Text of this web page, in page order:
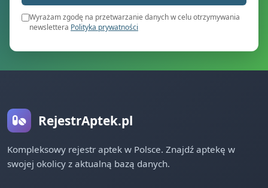
Wyrażam zgodę na przetwarzanie danych w celu otrzymywania
newslettera Polityka prywatności
RejestrAptek.pl
Kompleksowy rejestr aptek w Polsce. Znajdź aptekę w
swojej okolicy z aktualną bazą danych.